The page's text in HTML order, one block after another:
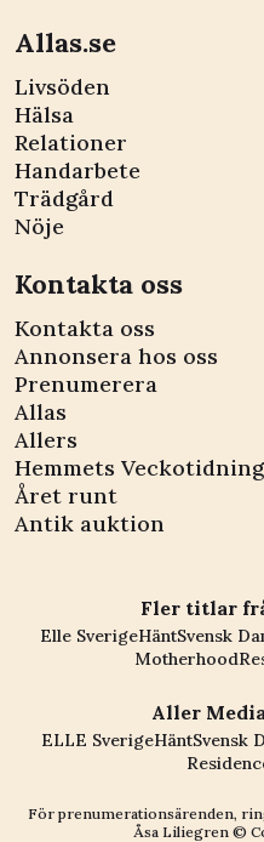
Allas.se
Livsöden
Hälsa
Relationer
Handarbete
Trädgård
Nöje
Kontakta oss
Kontakta oss
Annonsera hos oss
Prenumerera
Allas
Allers
Hemmets Veckotidning
Året runt
Antik auktion
Fler titlar
Elle SverigeHäntSvensk
Motherhood
Aller
ELLE SverigeHäntSvensk
För prenumerationsärenden,
Åsa Liliegren ©